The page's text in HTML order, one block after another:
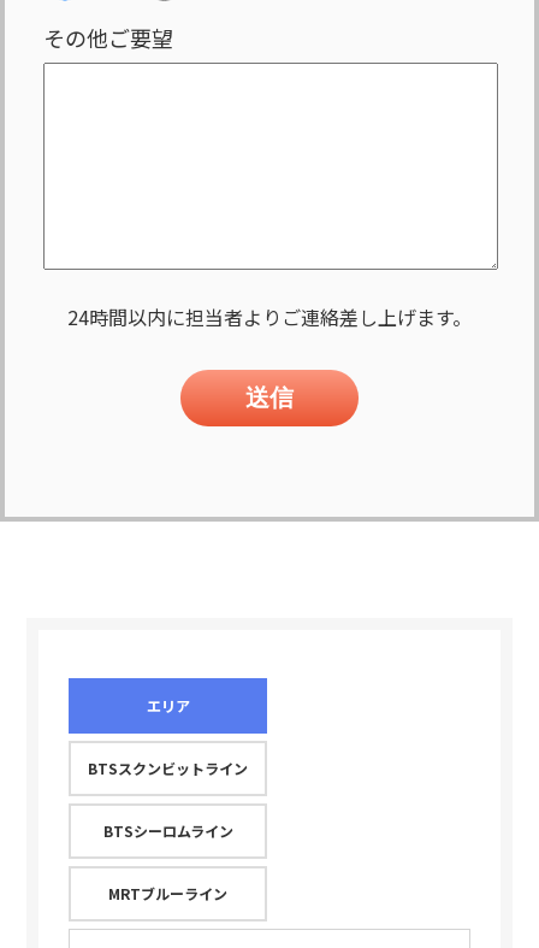
その他ご要望
24時間以内に担当者よりご連絡差し上げます。
エリア
BTSスクンビットライン
BTSシーロムライン
MRTブルーライン